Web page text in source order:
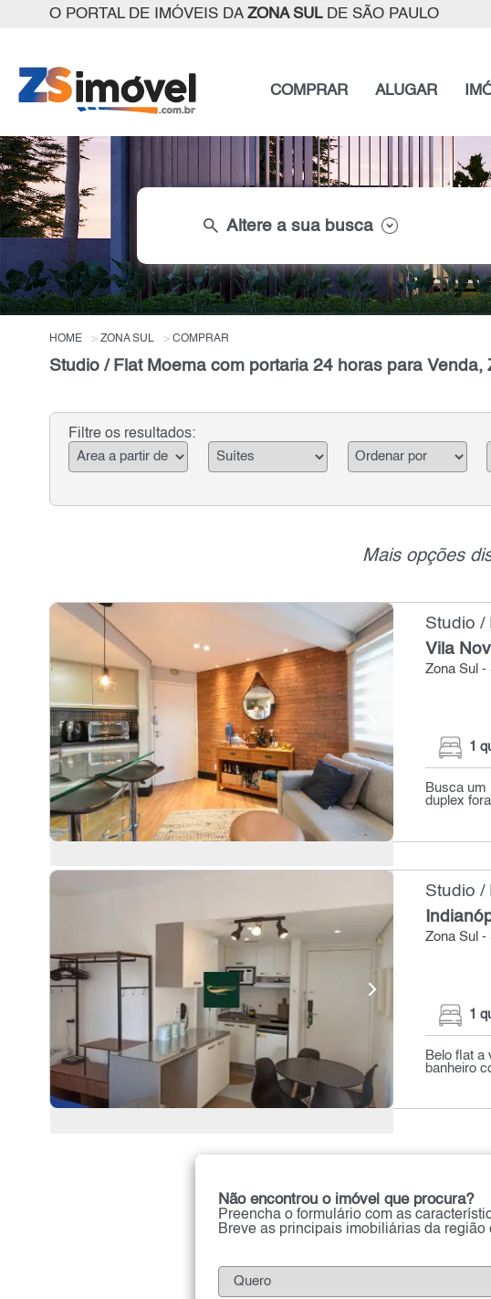
O PORTAL DE IMÓVEIS DA ZONA SULDE SÃO PAULO
COMPRAR ALUGAR
search Altere a sua busca
HOME ZONA SUL COMPRAR
Studio / Flat Moema com portaria 24 horas para Venda,
Filtre os resultados:
Mais opções
Studio /
Vila
Zona Sul -
1
Busca um
duplex
Studio /
Zona Sul -
1
Belo flat a
banheiro
Não encontrou o imóvel que procura?
Preencha o formulário com as
Breve as principais imobiliárias da região